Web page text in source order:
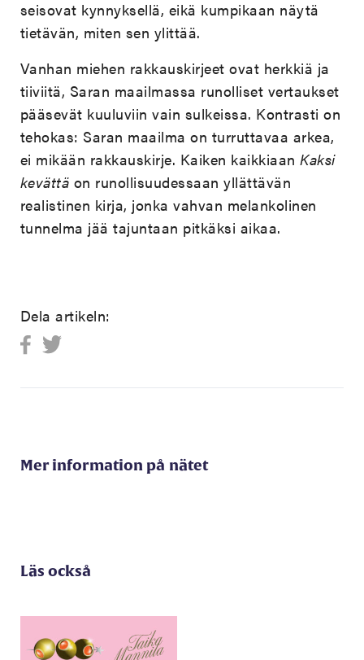
seisovat kynnyksellä, eikä kumpikaan näytä
tietävän, miten sen ylittää.
Vanhan miehen rakkauskirjeet ovat herkkiä ja
tiiviitä, Saran maailmassa runolliset vertaukset
pääsevät kuuluviin vain sulkeissa. Kontrasti on
tehokas: Saran maailma on turruttavaa arkea,
ei mikään rakkauskirje. Kaiken kaikkiaanKaksi
kevättä on runollisuudessaan yllättävän
realistinen kirja, jonka vahvan melankolinen
tunnelma jää tajuntaan pitkäksi aikaa.
Dela artikeln:
Mer information på nätet
Läs också